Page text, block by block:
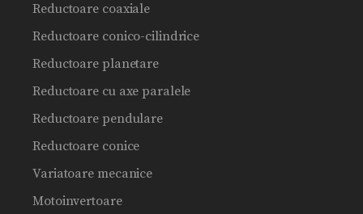
Reductoare coaxiale
Reductoare conico-cilindrice
Reductoare planetare
Reductoare cu axe paralele
Reductoare pendulare
Reductoare conice
Variatoare mecanice
Motoinvertoare